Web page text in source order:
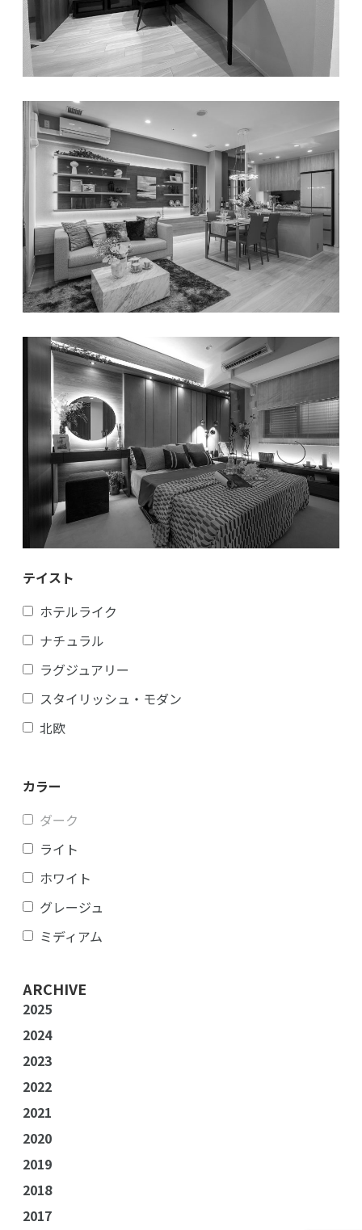
テイスト
ホテルライク
ナチュラル
ラグジュアリー
スタイリッシュ・モダン
北欧
カラー
ダーク
ライト
ホワイト
グレージュ
ミディアム
ARCHIVE
2025
2024
2023
2022
2021
2020
2019
2018
2017